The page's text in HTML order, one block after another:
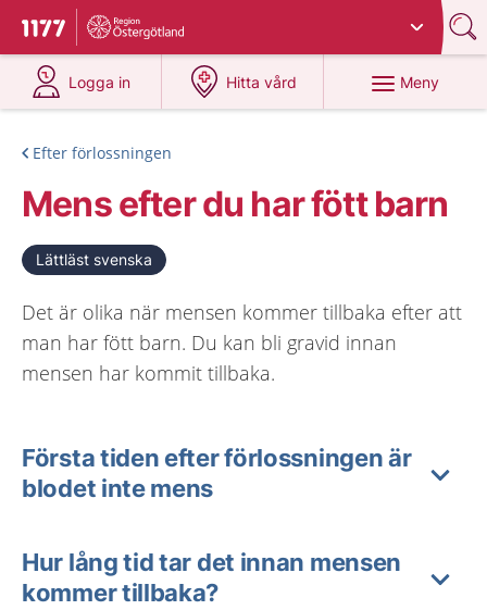
Till startsidan för 1177
Du har valt region
Logga in
på 1177.se
Hitta vård
på 1177.se
Meny
Efter förlossningen
Mens efter du har fött barn
Lättläst svenska
Det är olika när mensen kommer tillbaka efter att
man har fött barn. Du kan bli gravid innan
mensen har kommit tillbaka.
Första tiden efter förlossningen är
blodet inte mens
Hur lång tid tar det innan mensen
kommer tillbaka?